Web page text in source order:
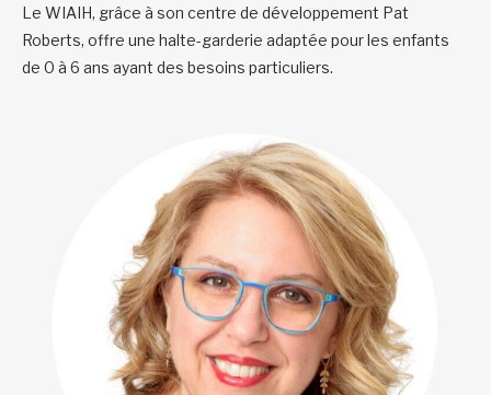
Le WIAIH, grâce à son centre de développement Pat
Roberts, offre une halte-garderie adaptée pour les enfants
de 0 à 6 ans ayant des besoins particuliers.